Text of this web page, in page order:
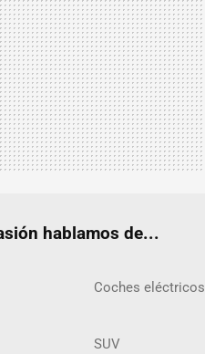
hablamos de...
Coches eléctricos
SUV